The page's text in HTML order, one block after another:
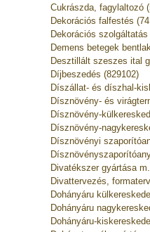
Cukrászda, fagylaltozó
Dekorációs falfestés
Dekorációs szolgáltatás
Demens betegek
Desztillált szeszes ital
Díjbeszedés (829102)
Díszállat- és díszhal-
Dísznövény- és
Dísznövény-
Dísznövény-
Dísznövényi
Divatékszer gyártása
Divattervezés,
Dohányáru
Dohányáru
Dohányáru-